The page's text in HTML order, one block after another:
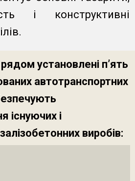
і конструктивні
установлені п’ять
автотранспортних
існуючих і
виробів: